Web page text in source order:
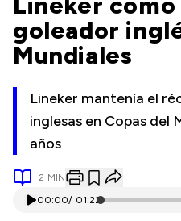
goleador
Mundiales
Lineker mantenía el
inglesas en Copas del
años
2 MIN
00:00/ 01:22